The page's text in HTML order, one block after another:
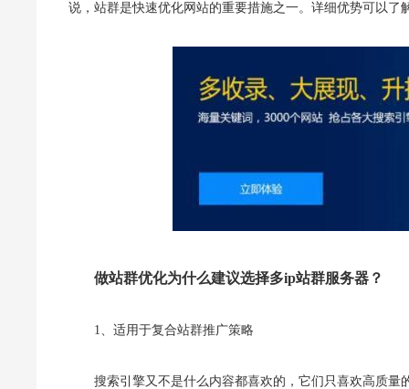
说，站群是快速优化网站的重要措施之一。详细优势可以了
做站群优化为什么建议选择多ip站群服务器？
1、适用于复合站群推广策略
搜索引擎又不是什么内容都喜欢的，它们只喜欢高质